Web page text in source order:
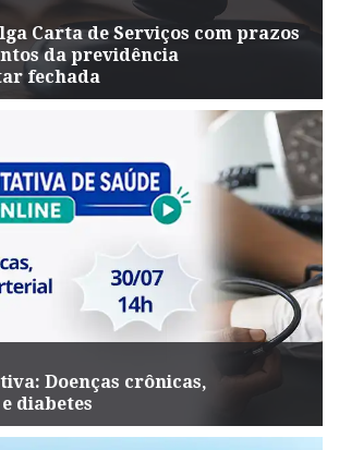
Carta de Serviços com prazos
da previdência
fechada
Doenças crônicas,
diabetes